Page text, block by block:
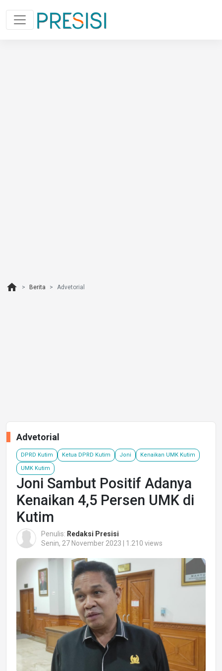
home Berita Advetorial
Advetorial
DPRD Kutim Ketua DPRD Kutim Joni Kenaikan UMK Kutim
UMK Kutim
Joni Sambut Positif Adanya
Kenaikan 4,5 Persen UMK di
Kutim
Penulis: Redaksi Presisi
Senin, 27 November 2023 | 1.210 views